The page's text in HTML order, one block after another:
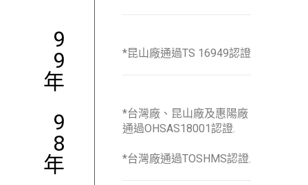
9
9
年
*昆山廠通過TS 16949認證
9
8
年
*台灣廠、昆山廠及惠陽廠
通過OHSAS18001認證.
*台灣廠通過TOSHMS認證.